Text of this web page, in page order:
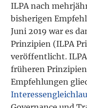
ILPA nach
bisherigen
Juni 2019 war es
Prinzipien (ILPA
veröffentlicht.
früheren
Empfehlungen